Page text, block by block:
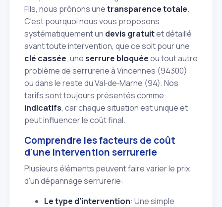
Fils, nous prônons unetransparence totale.
C'est pourquoi nous vous proposons
systématiquement un devis gratuitet détaillé
avant toute intervention, que ce soit pour une
clé cassée, uneserrure bloquéeou tout autre
problème de serrurerie à Vincennes (94300)
ou dans le reste du Val‑de‑Marne (94). Nos
tarifs sont toujours présentés comme
indicatifs, car chaque situation est unique et
peut influencer le coût final.
Comprendre les facteurs de coût
d'une intervention serrurerie
Plusieurs éléments peuvent faire varier le prix
d'un dépannage serrurerie:
Le type d'intervention: Une simple